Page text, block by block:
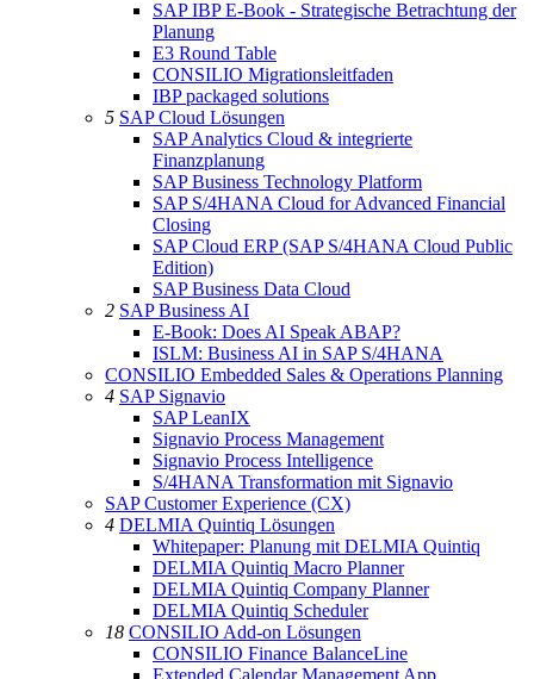
SAP IBP E-Book - Strategische Betrachtung der
Planung
E3 Round Table
CONSILIO Migrationsleitfaden
IBP packaged solutions
5 SAP Cloud Lösungen
SAP Analytics Cloud & integrierte
Finanzplanung
SAP Business Technology Platform
SAP S/4HANA Cloud for Advanced Financial
Closing
SAP Cloud ERP (SAP S/4HANA Cloud Public
Edition)
SAP Business Data Cloud
2 SAP Business AI
E-Book: Does AI Speak ABAP?
ISLM: Business AI in SAP S/4HANA
CONSILIO Embedded Sales & Operations Planning
4 SAP Signavio
SAP LeanIX
Signavio Process Management
Signavio Process Intelligence
S/4HANA Transformation mit Signavio
SAP Customer Experience (CX)
4 DELMIA Quintiq Lösungen
Whitepaper: Planung mit DELMIA Quintiq
DELMIA Quintiq Macro Planner
DELMIA Quintiq Company Planner
DELMIA Quintiq Scheduler
18 CONSILIO Add-on Lösungen
CONSILIO Finance BalanceLine
Extended Calendar Management App